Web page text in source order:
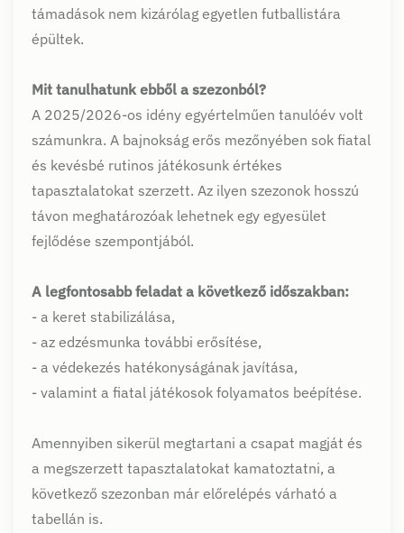
támadások nem kizárólag egyetlen futballistára
épültek.
Mit tanulhatunk ebből a szezonból?
A 2025/2026-os idény egyértelműen tanulóév volt
számunkra. A bajnokság erős mezőnyében sok fiatal
és kevésbé rutinos játékosunk értékes
tapasztalatokat szerzett. Az ilyen szezonok hosszú
távon meghatározóak lehetnek egy egyesület
fejlődése szempontjából.
A legfontosabb feladat a következő időszakban:
- a keret stabilizálása,
- az edzésmunka további erősítése,
- a védekezés hatékonyságának javítása,
- valamint a fiatal játékosok folyamatos beépítése.
Amennyiben sikerül megtartani a csapat magját és
a megszerzett tapasztalatokat kamatoztatni, a
következő szezonban már előrelépés várható a
tabellán is.